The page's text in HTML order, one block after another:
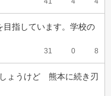
指しています。学校の
31 0 8
ょうけど　熊本に続き刃